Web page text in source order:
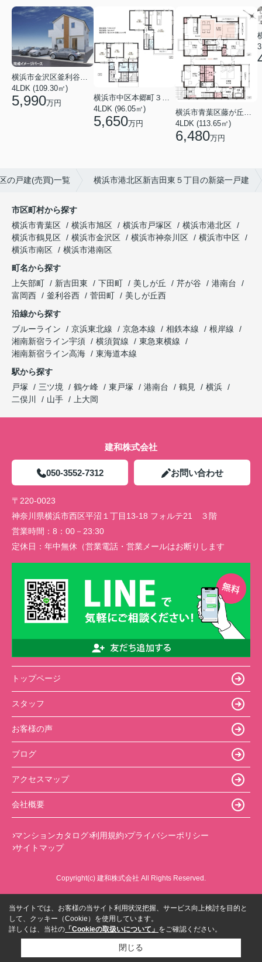
4LDK (109.30㎡)
5,990万円
横浜市中区本郷町３丁目
4LDK (96.05㎡)
5,650万円
横浜市青葉区藤が丘１丁目
4LDK (113.65㎡)
6,480万円
の戸建(売買)一覧 横浜市港北区新吉田東５丁目の新築一戸建
市区町村から探す
横浜市青葉区
横浜市旭区 横浜市戸塚区
横浜市港北区
横浜市鶴見区
横浜市金沢区 横浜市神奈川区
横浜市中区
横浜市南区
横浜市港南区
町名から探す
上矢部町
新吉田東 下田町 美しが丘 芹が谷
港南台
富岡西
釜利谷西 菅田町
美しが丘西
沿線から探す
ブルーライン
京浜東北線 京急本線 相鉄本線
根岸線
湘南新宿ライン宇須
横須賀線
東急東横線
湘南新宿ライン高海
東海道本線
駅から探す
戸塚
三ツ境 鶴ケ峰 東戸塚 港南台 鶴見
横浜
二俣川
山手 上大岡
建和株式会社
050-3552-7312 お問い合わせ
〒220-0023
神奈川県横浜市西区平沼１丁目13-18 フォルテ21 ３階
営業時間： 8：00－23:30
定休日： 年中無休（営業電話・営業メールはお断りします
トップページ
スタッフ
お客様の声
ブログ
アクセスマップ
会社概要
マンションカタログ 利用規約 プライバシーポリシー
サイトマップ
Copyright(c) 建和株式会社 All Rights Reserved.
当サイトでは、お客様の当サイト利用状況把握、サービス向上検討を目的と
して、クッキー（Cookie）を使用しています。
詳しくは、当社の 「Cookieの取扱いについて」 をご確認ください。
閉じる